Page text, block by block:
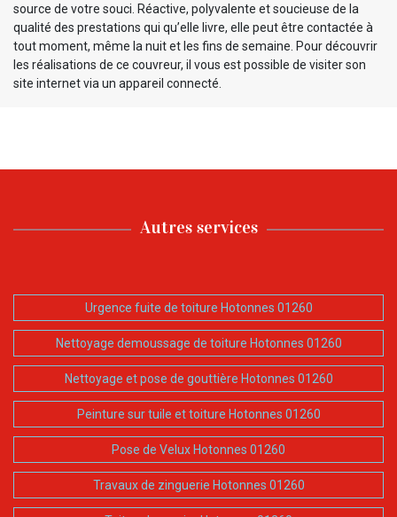
source de votre souci. Réactive, polyvalente et soucieuse de la
qualité des prestations qui qu’elle livre, elle peut être contactée à
tout moment, même la nuit et les fins de semaine. Pour découvrir
les réalisations de ce couvreur, il vous est possible de visiter son
site internet via un appareil connecté.
Autres services
Urgence fuite de toiture Hotonnes 01260
Nettoyage demoussage de toiture Hotonnes 01260
Nettoyage et pose de gouttière Hotonnes 01260
Peinture sur tuile et toiture Hotonnes 01260
Pose de Velux Hotonnes 01260
Travaux de zinguerie Hotonnes 01260